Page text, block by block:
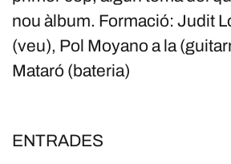
nou àlbum. Formació: Judit
(veu), Pol Moyano a la
Mataró (bateria)
ENTRADES